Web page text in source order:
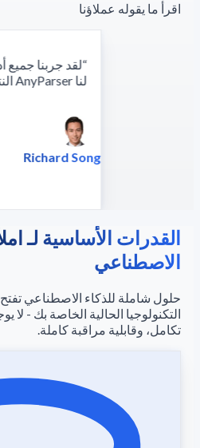
اقرأ ما يقوله عملاؤنا
“
لنا AnyParser النتائج الأكثر دقة.
Richard Song
القدرات الأساسية لـ
الاصطناعي
حلول شاملة للذكاء الاصطناعي
التكنولوجيا الحالية الخاصة بك - لا
تكامل، وقابلية مراقبة كاملة.